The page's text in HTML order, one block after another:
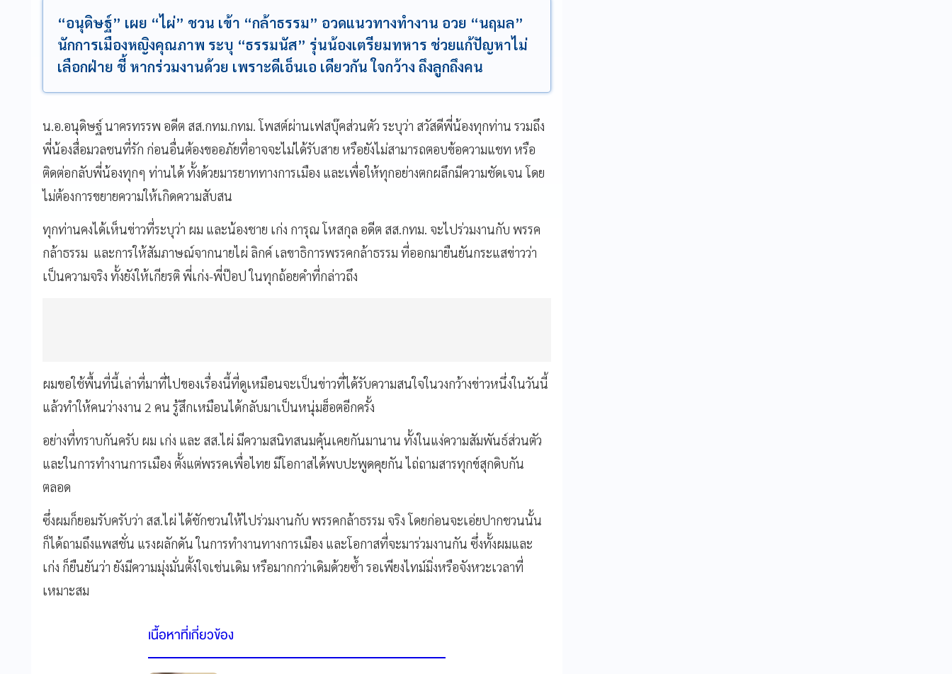
“อนุดิษฐ์” เผย “ไผ่” ชวน เข้า “กล้าธรรม” อวดแนวทางทำงาน อวย “นฤมล”
นักการเมืองหญิงคุณภาพ ระบุ “ธรรมนัส” รุ่นน้องเตรียมทหาร ช่วยแก้ปัญหาไม่
เลือกฝ่าย ชี้ หากร่วมงานด้วย เพราะดีเอ็นเอ เดียวกัน ใจกว้าง ถึงลูกถึงคน
น.อ.อนุดิษฐ์ นาครทรรพ อดีต สส.กทม.กทม. โพสต์ผ่านเฟสบุ๊คส่วนตัว ระบุว่า สวัสดีพี่น้องทุกท่าน รวมถึง
พี่น้องสื่อมวลชนที่รัก ก่อนอื่นต้องขออภัยที่อาจจะไม่ได้รับสาย หรือยังไม่สามารถตอบข้อความแชท หรือ
ติดต่อกลับพี่น้องทุกๆ ท่านได้ ทั้งด้วยมารยาททางการเมือง และเพื่อให้ทุกอย่างตกผลึกมีความชัดเจน โดย
ไม่ต้องการขยายความให้เกิดความสับสน
ทุกท่านคงได้เห็นข่าวที่ระบุว่า ผม และน้องชาย เก่ง การุณ โหสกุล อดีต สส.กทม. จะไปร่วมงานกับ พรรค
กล้าธรรม และการให้สัมภาษณ์จากนายไผ่ ลิกค์ เลขาธิการพรรคกล้าธรรม ที่ออกมายืนยันกระแสข่าวว่า
เป็นความจริง ทั้งยังให้เกียรติ พี่เก่ง-พี่ป๊อป ในทุกถ้อยคำที่กล่าวถึง
ผมขอใช้พื้นที่นี้เล่าที่มาที่ไปของเรื่องนี้ที่ดูเหมือนจะเป็นข่าวที่ได้รับความสนใจในวงกว้างข่าวหนึ่งในวันนี้
แล้วทำให้คนว่างงาน 2 คน รู้สึกเหมือนได้กลับมาเป็นหนุ่มฮ็อตอีกครั้ง
อย่างที่ทราบกันครับ ผม เก่ง และ สส.ไผ่ มีความสนิทสนมคุ้นเคยกันมานาน ทั้งในแง่ความสัมพันธ์ส่วนตัว
และในการทำงานการเมือง ตั้งแต่พรรคเพื่อไทย มีโอกาสได้พบปะพูดคุยกัน ไถ่ถามสารทุกข์สุกดิบกัน
ตลอด
ซึ่งผมก็ยอมรับครับว่า สส.ไผ่ ได้ชักชวนให้ไปร่วมงานกับ พรรคกล้าธรรม จริง โดยก่อนจะเอ่ยปากชวนนั้น
ก็ได้ถามถึงแพสชั่น แรงผลักดัน ในการทำงานทางการเมือง และโอกาสที่จะมาร่วมงานกัน ซึ่งทั้งผมและ
เก่ง ก็ยืนยันว่า ยังมีความมุ่งมั่นตั้งใจเช่นเดิม หรือมากกว่าเดิมด้วยซ้ำ รอเพียงไทม์มิ่งหรือจังหวะเวลาที่
เหมาะสม
เนื้อหาที่เกี่ยวข้อง